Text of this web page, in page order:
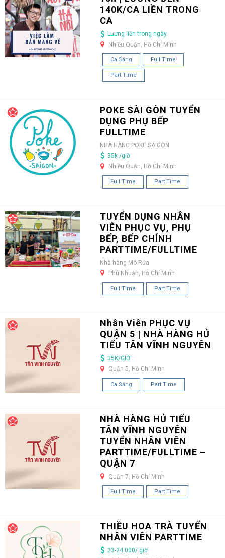
140K/CA LIỀN TRONG
CA
Lương liền trong ngày
Nhiều Quận, Hồ Chí Minh
Ca Sáng Full Time
Part Time
POKE SÀI GÒN TUYỂN
DỤNG PHỤ BẾP
FULLTIME
NHÀ HÀNG POKE SAIGON
35k /giờ
Nhiều Quận, Hồ Chí Minh
Full Time Part Time
TUYỂN DỤNG NHÂN
VIÊN PHỤC VỤ, PHỤ
BẾP, BẾP CHÍNH
PARTTIME/FULLTIME
Nhà hàng Mô Rứa
Phú Nhuận, Hồ Chí Minh
Full Time Part Time
Nhân Viên PHỤC VỤ
QUẬN 5 | NHÀ HÀNG HỦ
TIẾU TÂN VĨNH NGUYÊN
35K/GIỜ
Quận 5, Hồ Chí Minh
Ca Sáng Part Time
NHÀ HÀNG HỦ TIẾU
TÂN VĨNH NGUYÊN
TUYỂN NHÂN VIÊN
PARTTIME/FULLTIME –
QUẬN 7
Quận 7, Hồ Chí Minh
Full Time Part Time
THIỀU HOA TRÀ TUYỂN
NHÂN VIÊN PARTTIME
23-24.000/ giờ